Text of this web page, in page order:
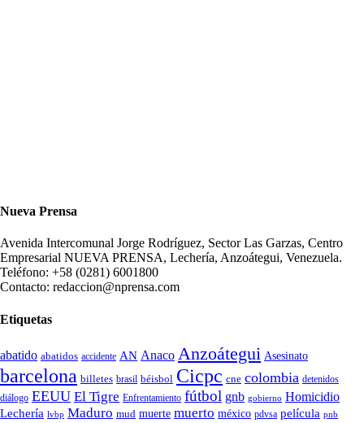
Nueva Prensa
Avenida Intercomunal Jorge Rodríguez, Sector Las Garzas, Centro
Empresarial NUEVA PRENSA, Lechería, Anzoátegui, Venezuela.
Teléfono: +58 (0281) 6001800
Contacto: redaccion@nprensa.com
Etiquetas
abatido abatidos accidente AN Anaco Anzoátegui Asesinato
barcelona billetes brasil béisbol Cicpc cne colombia detenidos
diálogo EEUU El Tigre Enfrentamiento fútbol gnb gobierno Homicidio
Lechería lvbp Maduro mud muerte muerto méxico pdvsa película pnb